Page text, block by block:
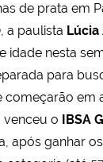
de prata em
a paulista
idade nesta
para
começarão em
venceu o
IBSA
após ganhar